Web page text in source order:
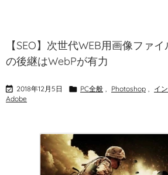
【SEO】次世代WEB用画像ファ
の後継はWebPが有力
 2018年12月5日  PC全般 , Photoshop , イ
Adobe